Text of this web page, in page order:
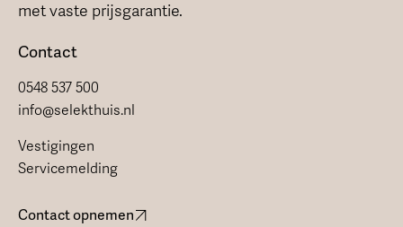
met vaste prijsgarantie.
Contact
0548 537 500
info@selekthuis.nl
Vestigingen
Servicemelding
Contact opnemen